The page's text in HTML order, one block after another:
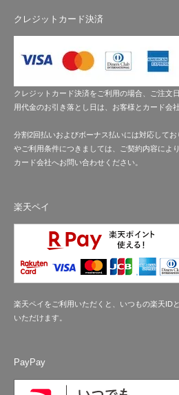
クレジットカード決済
クレジットカード決済をご利用の場合、ご注文
用代金のお引き落とし日は、お客様とカード会
分割2回払いおよびボーナス払いには対応して
やご利用条件につきましては、ご契約内容によ
カード会社へお問い合わせください。
楽天ペイ
楽天ペイをご利用いただくと、いつもの楽天ID
いただけます。
PayPay